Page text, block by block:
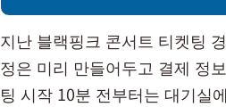
지난 블랙핑크 콘서트 티켓팅
정은 미리 만들어두고 결제 정
팅 시작 10분 전부터는 대기실